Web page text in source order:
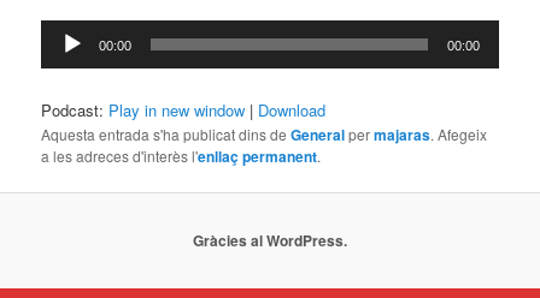
Reproductor
d'àudio
00:00 00:00
Podcast: Play in new window | Download
Aquesta entrada s'ha publicat dins deGeneralpermajaras. Afegeix
a les adreces d'interès l'enllaç permanent.
Gràcies al WordPress.